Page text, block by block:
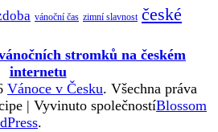
vánoční čas zimní slavnost české
stromků na českém
internetu
Vánoce v Česku. Všechna práva
| Vyvinuto společnostíBlossom
.